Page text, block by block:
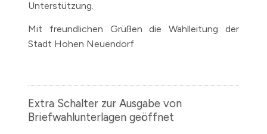
Unterstützung.
Mit freundlichen Grüßen die Wahlleitung der
Stadt Hohen Neuendorf
Extra Schalter zur Ausgabe von
Briefwahlunterlagen geöffnet